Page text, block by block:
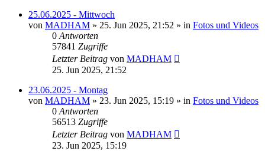
25.06.2025 - Mittwoch
von MADHAM » 25. Jun 2025, 21:52 » in Fotos und Videos
0 Antworten
57841 Zugriffe
Letzter Beitrag von MADHAM
25. Jun 2025, 21:52
23.06.2025 - Montag
von MADHAM » 23. Jun 2025, 15:19 » in Fotos und Videos
0 Antworten
56513 Zugriffe
Letzter Beitrag von MADHAM
23. Jun 2025, 15:19